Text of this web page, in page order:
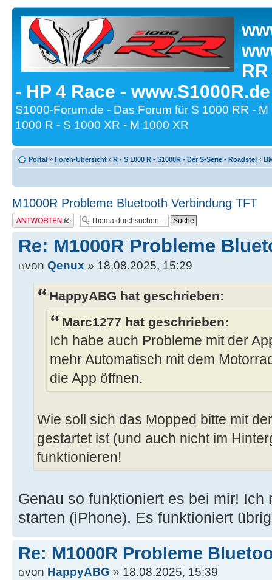
- HP 4 Race -
S1000-Forum.de - Das Forum für S 1000 RR -
1000 R - S 1000 XR - M 1000 XR
Portal » Foren-Übersicht ‹ R - S 1000 R - S1000R - Der S-Serie - Roadster ‹
M1000R Probleme Bluetooth Verbindung TFT
Antwort erstellen
Re: M1000R Probleme
von Qenux » 18.08.2025, 15:29
HappyABG hat geschrieben:
Marc1277 hat geschrieben:
Ich habe auch Probleme mit der
mehr Automatisch mit dem
die App öffnen.
Wie soll sich das Mopped bitte mit
gestartet ist (und auch nicht im
funktionieren!
Genau so funktioniert es bei mir!
starten (iPhone). Es funktioniert
Re: M1000R Probleme
von HappyABG » 18.08.2025, 15:39